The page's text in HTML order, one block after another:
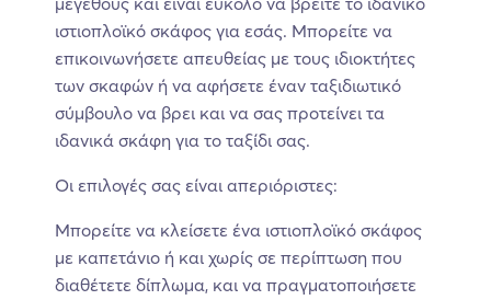
ιστιοπλοϊκό σκάφος για εσάς. Μπορείτε να
επικοινωνήσετε απευθείας με τους ιδιοκτήτες
των σκαφών ή να αφήσετε έναν ταξιδιωτικό
σύμβουλο να βρει και να σας προτείνει τα
ιδανικά σκάφη για το ταξίδι σας.
Οι επιλογές σας είναι απεριόριστες:
Μπορείτε να κλείσετε ένα ιστιοπλοϊκό σκάφος
με καπετάνιο ή και χωρίς σε περίπτωση που
διαθέτετε δίπλωμα, και να πραγματοποιήσετε